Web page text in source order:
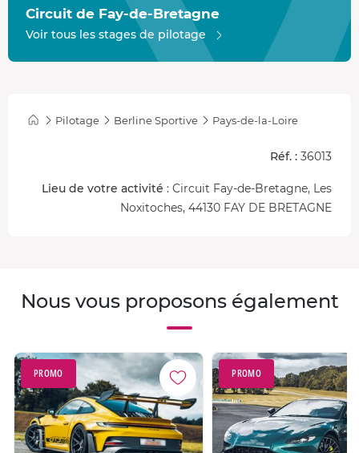
Circuit de Fay-de-Bretagne
Voir tous les stages de pilotage
Pilotage Berline Sportive Pays-de-la-Loire
Réf. : 36013
Lieu de votre activité : Circuit Fay-de-Bretagne, Les
Noxitoches, 44130 FAY DE BRETAGNE
Nous vous proposons également
PROMO PROMO